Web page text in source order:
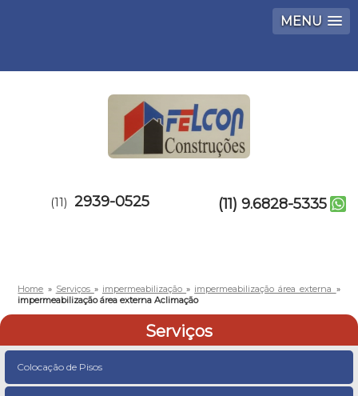
MENU
(11) 2939-0525 (11) 9.6828-5335
Home » Serviços » impermeabilização» impermeabilização área externa »
impermeabilização área externa Aclimação
Serviços
Colocação de Pisos